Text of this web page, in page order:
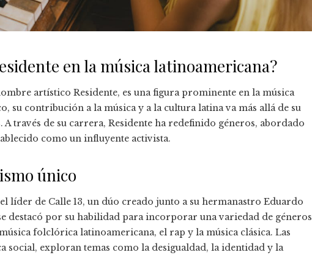
en la música latinoamericana?
artístico Residente, es una figura prominente en la música
su contribución a la música y a la cultura latina va más allá de su
través de su carrera, Residente ha redefinido géneros, abordado
como un influyente activista.
único
líder de Calle 13, un dúo creado junto a su hermanastro Eduardo
destacó por su habilidad para incorporar una variedad de géneros
folclórica latinoamericana, el rap y la música clásica. Las
social, exploran temas como la desigualdad, la identidad y la